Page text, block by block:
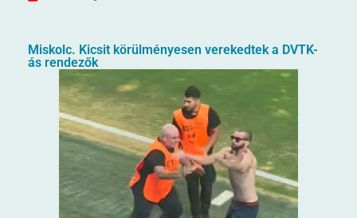
Miskolc. Kicsit körülményesen verekedtek a DVTK-
ás rendezők